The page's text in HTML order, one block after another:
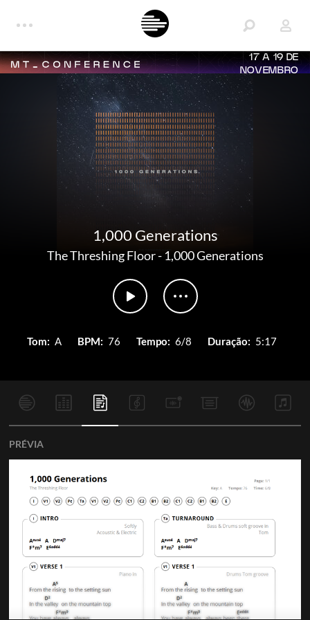
17 A 19 DE
NOVEMBRO
1,000 Generations
The Threshing Floor- 1,000 Generations
Tom: A BPM: 76 Tempo: 6/8 Duração: 5:17
PRÉVIA